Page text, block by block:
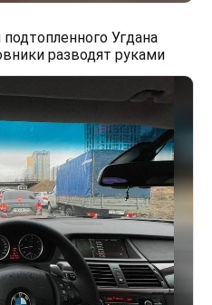
Угдана
разводят руками